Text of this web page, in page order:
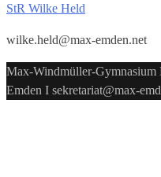
StR Wilke Held
wilke.held@max-emden.net
Max-Windmüller-Gymnasium
Emden I sekretariat@max-